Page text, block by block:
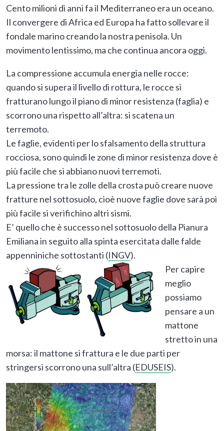
Cento milioni di anni fa il Mediterraneo era un oceano.
Il convergere di Africa ed Europa ha fatto sollevare il
fondale marino creando la nostra penisola. Un
movimento lentissimo, ma che continua ancora oggi.
La compressione accumula energia nelle rocce:
quando si supera il livello di rottura, le rocce si
fratturano lungo il piano di minor resistenza (faglia) e
scorrono una rispetto all’altra: si scatena un
terremoto.
Le faglie, evidenti per lo sfalsamento della struttura
rocciosa, sono quindi le zone di minor resistenza dove è
più facile che si abbiano nuovi terremoti.
La pressione tra le zolle della crosta può creare nuove
fratture nel sottosuolo, cioè nuove faglie dove sarà poi
più facile si verifichino altri sismi.
E’ quello che è successo nel sottosuolo della Pianura
Emiliana in seguito alla spinta esercitata dalle falde
appenniniche sottostanti (INGV).
Per capire
meglio
possiamo
pensare a un
mattone
stretto in una
morsa: il mattone si frattura e le due parti per
stringersi scorrono una sull’altra (EDUSEIS).